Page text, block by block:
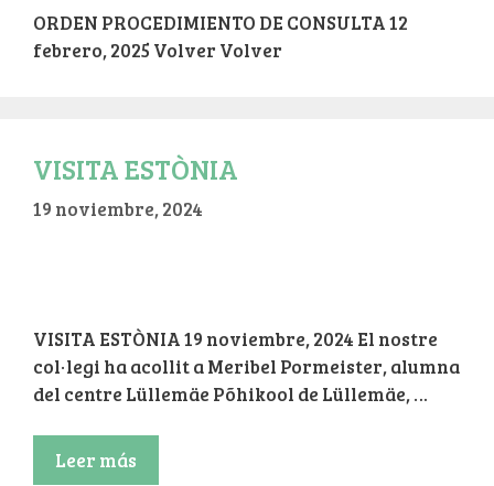
ORDEN PROCEDIMIENTO DE CONSULTA 12
febrero, 2025 Volver Volver
VISITA ESTÒNIA
19 noviembre, 2024
VISITA ESTÒNIA 19 noviembre, 2024 El nostre
col·legi ha acollit a Meribel Pormeister, alumna
del centre Lüllemäe Põhikool de Lüllemäe, …
Leer más